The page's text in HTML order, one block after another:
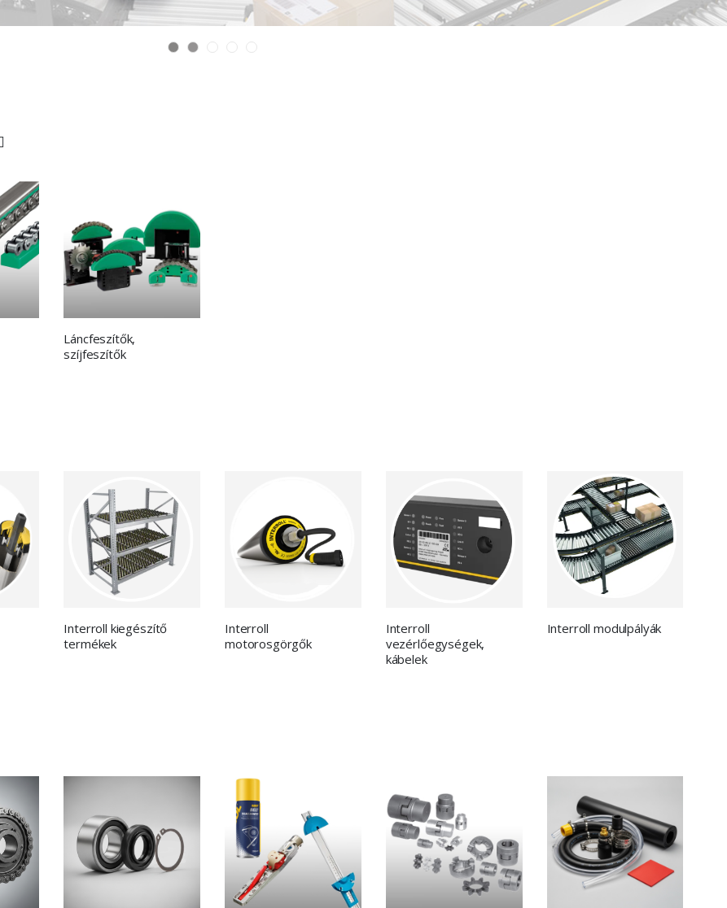
Láncfeszítők,
szíjfeszítők
Interroll kiegészítő
termékek
Interroll
motorosgörgők
Interroll
vezérlőegységek,
kábelek
Interroll modulpályák